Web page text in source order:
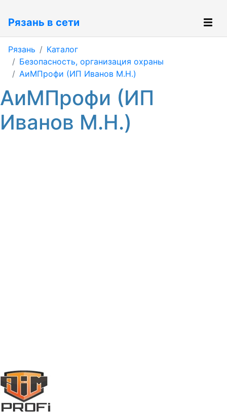
Рязань в сети
Рязань
Каталог
Безопасность, организация охраны
АиМПрофи (ИП Иванов М.Н.)
АиМПрофи (ИП
Иванов М.Н.)